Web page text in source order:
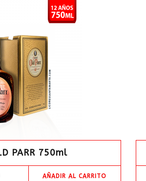
PARR 750ml
AÑADIR AL CARRITO